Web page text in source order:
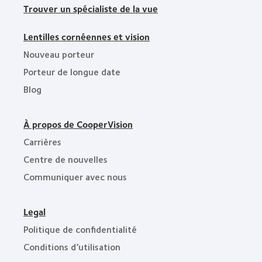
Trouver un spécialiste de la vue
Lentilles cornéennes et vision
Nouveau porteur
Porteur de longue date
Blog
À propos de CooperVision
Carrières
Centre de nouvelles
Communiquer avec nous
Legal
Politique de confidentialité
Conditions d’utilisation